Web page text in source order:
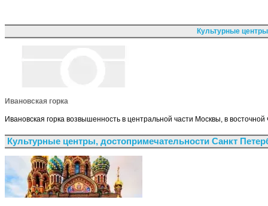
Культурные
Ивановская горка
Ивановская горка возвышенность в центральной части Москвы, в восточной
Культурные центры, достопримечательности Санкт